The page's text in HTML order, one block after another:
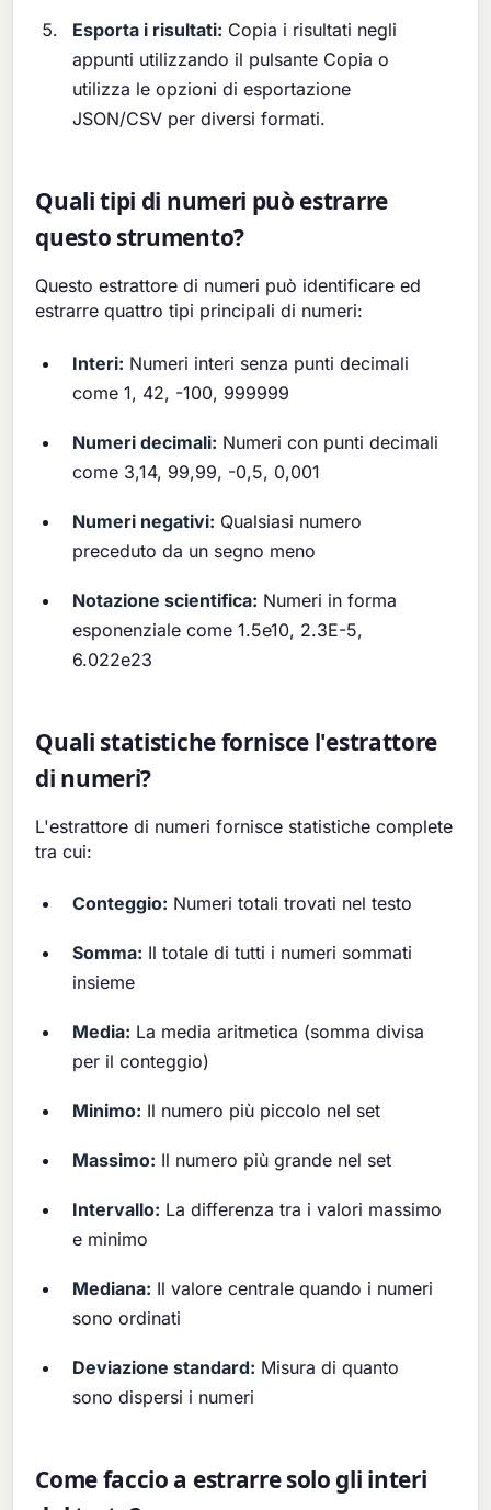
Esporta i risultati: Copia i risultati negli
appunti utilizzando il pulsante Copia o
utilizza le opzioni di esportazione
JSON/CSV per diversi formati.
Quali tipi di numeri può estrarre
questo strumento?
Questo estrattore di numeri può identificare ed
estrarre quattro tipi principali di numeri:
Interi: Numeri interi senza punti decimali
come 1, 42, -100, 999999
Numeri decimali: Numeri con punti decimali
come 3,14, 99,99, -0,5, 0,001
Numeri negativi: Qualsiasi numero
preceduto da un segno meno
Notazione scientifica: Numeri in forma
esponenziale come 1.5e10, 2.3E-5,
6.022e23
Quali statistiche fornisce l'estrattore
di numeri?
L'estrattore di numeri fornisce statistiche complete
tra cui:
Conteggio: Numeri totali trovati nel testo
Somma: Il totale di tutti i numeri sommati
insieme
Media: La media aritmetica (somma divisa
per il conteggio)
Minimo: Il numero più piccolo nel set
Massimo: Il numero più grande nel set
Intervallo: La differenza tra i valori massimo
e minimo
Mediana: Il valore centrale quando i numeri
sono ordinati
Deviazione standard: Misura di quanto
sono dispersi i numeri
Come faccio a estrarre solo gli interi